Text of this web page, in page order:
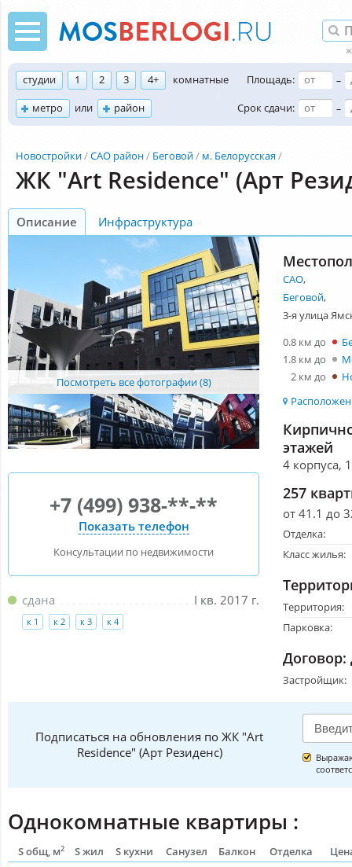
студии 1 2 3 4+
комнатные
метро
или район
Площадь:
–
Срок сдачи:
–
Новостройки САО район Беговой м. Белорусская
ЖК "Art Residence" (Арт
Описание Инфраструктура
Посмотреть все фотографии (8)
+7 (499) 938-**-**
Показать телефон
Консультации по недвижимости
I кв. 2017 г.
сдана
к 1 к 2 к 3 к 4
САО,
Беговой,
3-я улица
0.8 км до
1.8 км до
2 км до
этажей
4 корпуса,
257
от 41.1 до
Отделка:
Класс жилья:
Территория:
Парковка:
Застройщик:
Подписаться на обновления по ЖК "Art
Residence" (Арт Резиденс)
Однокомнатные квартиры :
S общ, м2 S жил S кухни Санузел Балкон Отделка